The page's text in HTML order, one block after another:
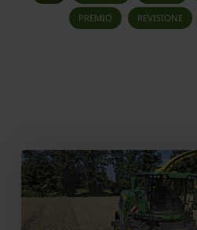
PREMIO REVISIONE